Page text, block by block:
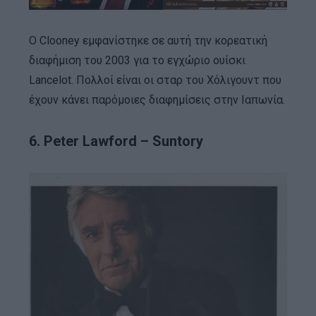
Ο Clooney εμφανίστηκε σε αυτή την κορεατική
διαφήμιση του 2003 για το εγχώριο ουίσκι
Lancelot. Πολλοί είναι οι σταρ του Χόλιγουντ που
έχουν κάνει παρόμοιες διαφημίσεις στην Ιαπωνία.
6. Peter Lawford – Suntory